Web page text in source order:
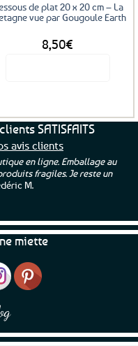
de plat 20 x 20 cm – La
vue par Gougoule Earth
8,50€
SATISFAITS
avis clients
en ligne. Emballage au
fragiles. Je reste un
M.
miette